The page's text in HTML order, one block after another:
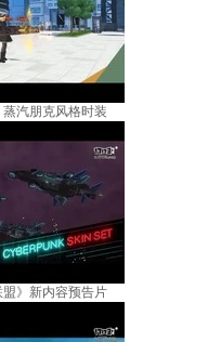
蒸汽朋克风格时装
盟》新内容预告片